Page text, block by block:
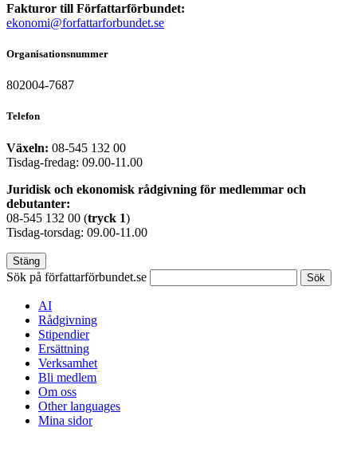
Fakturor till Författarförbundet:
ekonomi@forfattarforbundet.se
Organisationsnummer
802004-7687
Telefon
Växeln: 08-545 132 00
Tisdag-fredag: 09.00-11.00
Juridisk och ekonomisk rådgivning för medlemmar och
debutanter:
08-545 132 00 (tryck 1)
Tisdag-torsdag: 09.00-11.00
Stäng
Sök på författarförbundet.se Sök
AI
Rådgivning
Stipendier
Ersättning
Verksamhet
Bli medlem
Om oss
Other languages
Mina sidor